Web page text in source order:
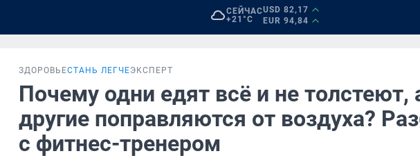
СЕЙЧАС
+21°C
USD 82,17
EUR 94,84
ЗДОРОВЬЕСТАНЬ ЛЕГЧЕЭКСПЕРТ
Почему одни едят всё и не толстеют,
другие поправляются от воздуха?
с фитнес-тренером